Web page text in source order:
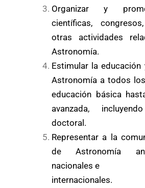
Organizar y
científicas,
otras actividades
Astronomía.
Estimular la
Astronomía a todos
educación básica
avanzada,
doctoral.
Representar a la
de Astronomía
nacionales e
internacionales.